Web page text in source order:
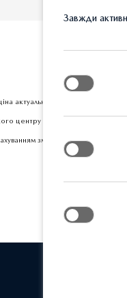
актуальна на момент
центру Mazda. Реальні
змін міжбанківського
Завжди